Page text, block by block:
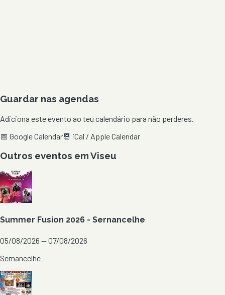
Guardar nas agendas
Adiciona este evento ao teu calendário para não perderes.
📅 Google Calendar📆 iCal / Apple Calendar
Outros eventos emViseu
Summer Fusion 2026 - Sernancelhe
05/08/2026 — 07/08/2026
Sernancelhe